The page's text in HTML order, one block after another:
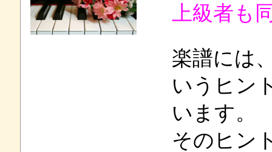
上級者も
楽譜には
いうヒン
います。
そのヒン